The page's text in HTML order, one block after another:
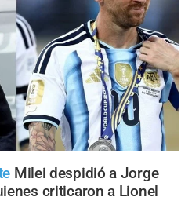
Milei despidió a Jorge
criticaron a Lionel